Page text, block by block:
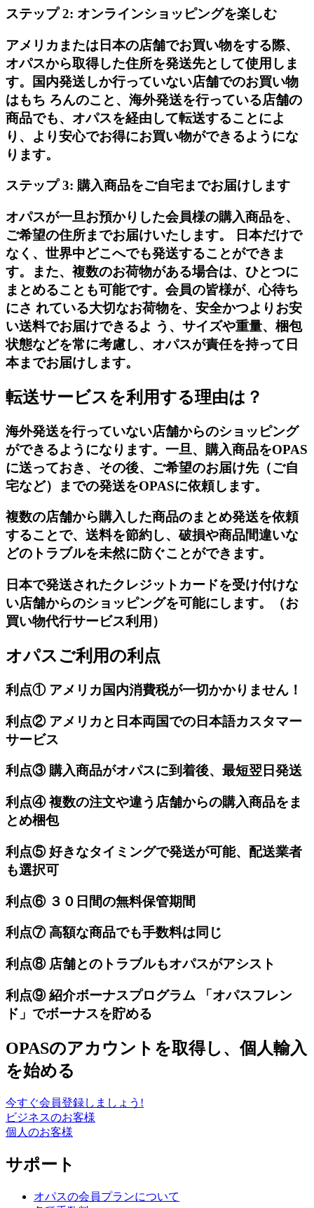
ステップ 2: オンラインショッピングを楽しむ
アメリカまたは日本の店舗でお買い物をする際、
オパスから取得した住所を発送先として使用しま
す。国内発送しか行っていない店舗でのお買い物
はもち ろんのこと、海外発送を行っている店舗の
商品でも、オパスを経由して転送することによ
り、より安心でお得にお買い物ができるようにな
ります。
ステップ 3: 購入商品をご自宅までお届けします
オパスが一旦お預かりした会員様の購入商品を、
ご希望の住所までお届けいたします。 日本だけで
なく、世界中どこへでも発送することができま
す。また、複数のお荷物がある場合は、ひとつに
まとめることも可能です。会員の皆様が、心待ち
にさ れている大切なお荷物を、安全かつよりお安
い送料でお届けできるよ う、サイズや重量、梱包
状態などを常に考慮し、オパスが責任を持って日
本までお届けします。
転送サービスを利用する理由は？
海外発送を行っていない店舗からのショッピング
ができるようになります。一旦、購入商品をOPAS
に送っておき、その後、ご希望のお届け先（ご自
宅など）までの発送をOPASに依頼します。
複数の店舗から購入した商品のまとめ発送を依頼
することで、送料を節約し、破損や商品間違いな
どのトラブルを未然に防ぐことができます。
日本で発送されたクレジットカードを受け付けな
い店舗からのショッピングを可能にします。（お
買い物代行サービス利用）
オパスご利用の利点
利点① アメリカ国内消費税が一切かかりません！
利点② アメリカと日本両国での日本語カスタマー
サービス
利点③ 購入商品がオパスに到着後、最短翌日発送
利点④ 複数の注文や違う店舗からの購入商品をま
とめ梱包
利点⑤ 好きなタイミングで発送が可能、配送業者
も選択可
利点⑥ ３０日間の無料保管期間
利点⑦ 高額な商品でも手数料は同じ
利点⑧ 店舗とのトラブルもオパスがアシスト
利点⑨ 紹介ボーナスプログラム 「オパスフレン
ド」でボーナスを貯める
OPASのアカウントを取得し、個人輸入
を始める
今すぐ会員登録しましょう!
ビジネスのお客様
個人のお客様
サポート
オパスの会員プランについて